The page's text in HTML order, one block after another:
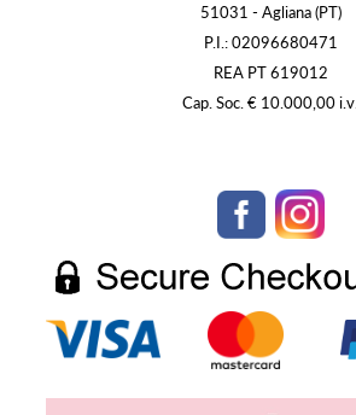
51031 - Agliana (PT)
P.I.: 02096680471
REA PT 619012
Cap. Soc. € 10.000,00 i.v.